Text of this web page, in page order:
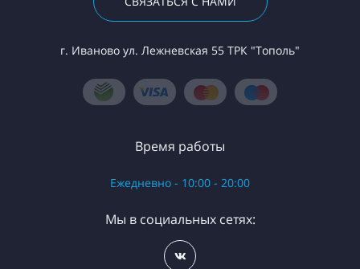
г. Иваново ул. Лежневская 55 ТРК "Тополь"
Время работы
Ежедневно - 10:00 - 20:00
Мы в социальных сетях: